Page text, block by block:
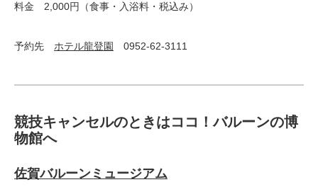
料金 2,000円（食事・入浴料・税込み）
予約先 ホテル龍登園 0952-62-3111
競技キャンセルのときはココ！バルーンの博
物館へ
佐賀バルーンミュージアム